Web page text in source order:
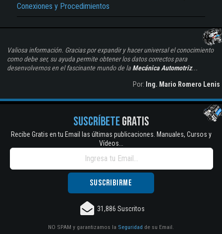
Conexiones y Procedimientos
Valiosa información. Gracias por expandir y hacer universal el conocimiento
como debe ser, su ayuda permite obtener los datos correctos para
desenvolvernos en el fascinante mundo de la Mecánica Automotriz...
Por: Ing. Mario Romero Lenis
SUSCRÍBETEGRATIS
Recibe Gratis en tu Email las últimas publicaciones. Manuales, Cursos y
Vídeos...
31,886 Suscritos
NO SPAM y garantizamos la Seguridad de su Email.